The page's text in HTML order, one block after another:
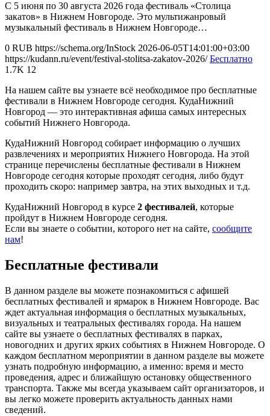
С 5 июня по 30 августа 2026 года фестиваль «Столица
закатов» в Нижнем Новгороде. Это мультижанровый
музыкальный фестиваль в Нижнем Новгороде…
0 RUB https://schema.org/InStock 2026-06-05T14:01:00+03:00
https://kudann.ru/event/festival-stolitsa-zakatov-2026/ Бесплатно
1.7K 12
На нашем сайте вы узнаете всё необходимое про бесплатные
фестивали в Нижнем Новгороде сегодня. КудаНижний
Новгород — это интерактивная афиша самых интересных
событий Нижнего Новгорода.
КудаНижний Новгород собирает информацию о лучших
развлечениях и мероприятих Нижнего Новгорода. На этой
странице перечислены бесплатные фестивали в Нижнем
Новгороде сегодня которые проходят сегодня, либо будут
проходить скоро: например завтра, на этих выходных и т.д.
КудаНижний Новгород в курсе 2 фестивалей, которые
пройдут в Нижнем Новгороде сегодня.
Если вы знаете о событии, которого нет на сайте, сообщите
нам!
Бесплатные фестивали
В данном разделе вы можете познакомиться с афишей
бесплатных фестивалей и ярмарок в Нижнем Новгороде. Вас
ждет актуальная информация о бесплатных музыкальных,
визуальных и театральных фестивалях города. На нашем
сайте вы узнаете о бесплатных фестивалях в парках,
новогодних и других ярких событиях в Нижнем Новгороде. О
каждом бесплатном мероприятии в данном разделе вы можете
узнать подробную информацию, а именно: время и место
проведения, адрес и ближайшую остановку общественного
транспорта. Также мы всегда указываем сайт организаторов, и
вы легко можете проверить актуальность данных нами
сведений.